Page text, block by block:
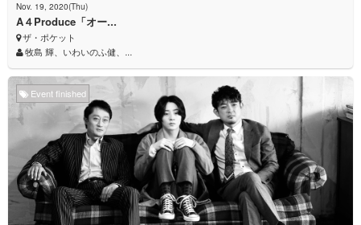
Nov. 19, 2020(Thu)
A４Produce「オー...
ザ・ポケット
牧島 輝、いわいのふ健、...
Event finished